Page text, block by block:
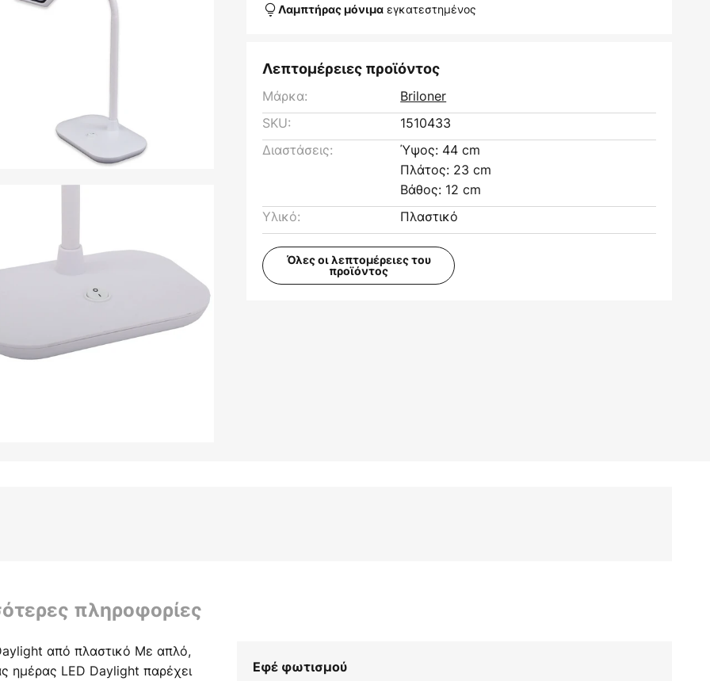
Λαμπτήρας μόνιμα εγκατεστημένος
Λεπτομέρειες προϊόντος
Μάρκα:
Briloner
SKU:
1510433
Διαστάσεις:
Ύψος: 44 cm
Πλάτος: 23 cm
Βάθος: 12 cm
Υλικό:
Πλαστικό
Όλες οι λεπτομέρειες του
προϊόντος
πληροφορίες
από πλαστικό Με απλό,
ημέρας LED Daylight παρέχει
Εφέ φωτισμού